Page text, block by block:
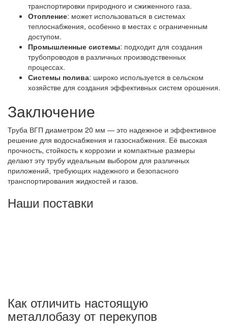
транспортировки природного и сжиженного газа.
Отопление: может использоваться в системах
теплоснабжения, особенно в местах с ограниченным
доступом.
Промышленные системы: подходит для создания
трубопроводов в различных производственных
процессах.
Системы полива: широко используется в сельском
хозяйстве для создания эффективных систем орошения.
Заключение
Труба ВГП диаметром 20 мм — это надежное и эффективное
решение для водоснабжения и газоснабжения. Её высокая
прочность, стойкость к коррозии и компактные размеры
делают эту трубу идеальным выбором для различных
приложений, требующих надежного и безопасного
транспортирования жидкостей и газов.
Наши поставки
Как отличить настоящую
металлобазу от перекупов